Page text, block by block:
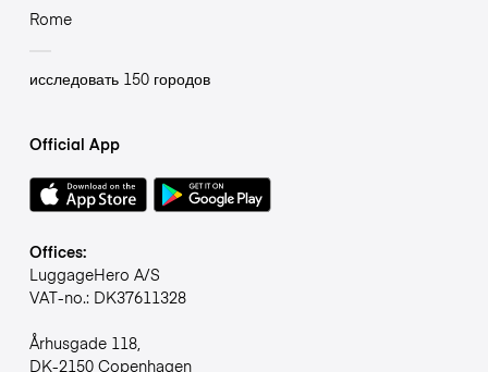
Rome
исследовать 150 городов
Official App
Offices:
LuggageHero A/S
VAT-no.: DK37611328
Århusgade 118,
DK-2150 Copenhagen